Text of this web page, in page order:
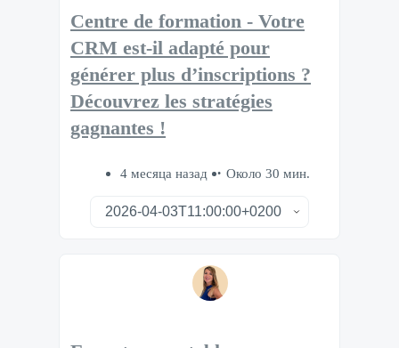
Centre de formation - Votre
CRM est-il adapté pour
générer plus d’inscriptions ?
Découvrez les stratégies
gagnantes !
4 месяца назад Около 30 мин.